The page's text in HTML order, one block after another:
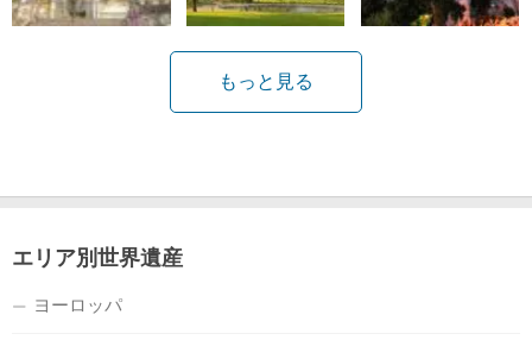
もっと見る
エリア別世界遺産
ヨーロッパ